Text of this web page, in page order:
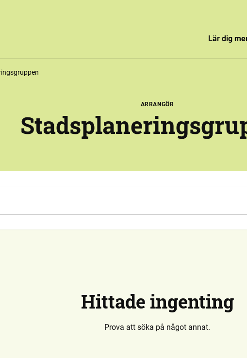
Lär dig
ARRANGÖR
Hittade ingenting
Prova att söka på något annat.